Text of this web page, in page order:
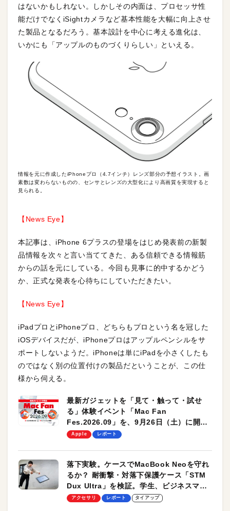
はないかもしれない。しかしその内面は、プロセッサ性
能だけでなくiSightカメラなど基本性能を大幅に向上させ
た製品となるだろう。基本設計を中心に考える進化は、
いかにも「アップルのものづくりらしい」といえる。
情報を元に作成したiPhoneプロ（4.7インチ）レンズ部分の予想イラスト。画
素数は変わらないものの、センサとレンズの大型化により高画質を実現すると
見られる。
【News Eye】
本記事は、iPhone 6プラスの登場をはじめ発表前の新製
品情報を次々と言い当ててきた、ある信頼できる情報筋
からの話を元にしている。今回も見事に的中するかどう
か、正式な発表を心待ちにしていただきたい。
【News Eye】
iPadプロとiPhoneプロ、どちらもプロという名を冠した
iOSデバイスだが、iPhoneプロはアップルペンシルをサ
ポートしないようだ。iPhoneは単にiPadを小さくしたも
のではなく別の位置付けの製品だということが、この仕
様から伺える。
最新ガジェットを「見て・触って・試せ
る」体験イベント「Mac Fan
Fes.2026.09」を、9月26日（土）に開催
します！
Apple レポート
落下実験。ケースでMacBook Neoを守れ
るか？ 耐衝撃・対落下保護ケース「STM
Dux Ultra」を検証。学生、ビジネスマン
のモバイルユースに最適！
アクセサリ レポート タイアップ